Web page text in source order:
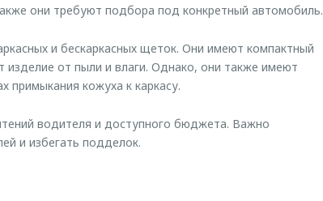
они требуют подбора под конкретный автомобиль.
и бескаркасных щеток. Они имеют компактный
от пыли и влаги. Однако, они также имеют
примыкания кожуха к каркасу.
водителя и доступного бюджета. Важно
и избегать подделок.